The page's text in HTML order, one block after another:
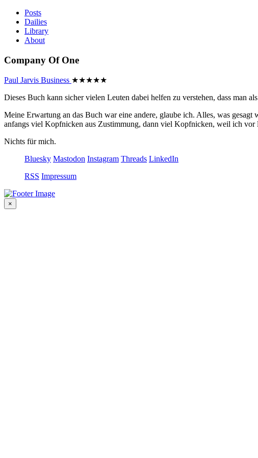
Posts
Dailies
Library
About
Company Of One
Paul Jarvis Business ★★★★★
Dieses Buch kann sicher vielen Leuten dabei helfen zu verstehen, dass man
Meine Erwartung an das Buch war eine andere, glaube ich. Alles, was
anfangs viel Kopfnicken aus Zustimmung, dann viel Kopfnicken, weil ich vor
Nichts für mich.
Bluesky Mastodon Instagram Threads LinkedIn
RSS Impressum
×